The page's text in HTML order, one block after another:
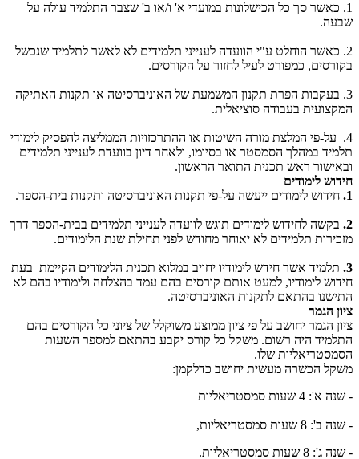
1. כאשר סך כל הכישלונות במועדי א' ו/או ב' שצבר התלמיד עולה על
שבעה.
2. כאשר הוחלט ע"י הוועדה לענייני תלמידים לא לאשר לתלמיד שנכשל
בקורסים, כמפורט לעיל לחזור על הקורסים.
3. בעקבות הפרת תקנון המשמעת של האוניברסיטה או תקנות האתיקה
המקצועית בעבודה סוציאלית.
4. על-פי המלצת מורה השיטות או ההתרכזויות הממליצה להפסיק לימודי
תלמיד במהלך הסמסטר או בסיומו, ולאחר דיון בוועדת לענייני תלמידים
ובאישור ראש תכנית התואר הראשון.
חידוש לימודים
1. חידוש לימודים ייעשה על-פי תקנות האוניברסיטה ותקנות בית-הספר.
2. בקשה לחידוש לימודים תוגש לוועדה לענייני תלמידים בבית-הספר דרך
מזכירות תלמידים לא יאוחר מחודש לפני תחילת שנת הלימודים.
3. תלמיד אשר חידש לימודיו יחויב במלוא תכנית הלימודים הקיימת בעת
חידוש לימודיו, למעט אותם קורסים בהם עמד בהצלחה ולימודיו בהם לא
התישנו בהתאם לתקנות האוניברסיטה.
ציון הגמר
ציון הגמר יחושב על פי ציון ממוצע משוקלל של ציוני כל הקורסים בהם
התלמיד היה רשום. משקל כל קורס יקבע בהתאם למספר השעות
הסמסטריאליות שלו.
משקל הכשרה מעשית יחושב כדלקמן:
- שנה א': 4 שעות סמסטריאליות
- שנה ב': 8 שעות סמסטריאליות,
- שנה ג': 8 שעות סמסטריאליות.